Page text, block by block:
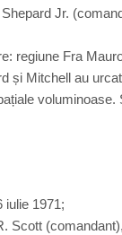
Jr.
regiune Fra
și Mitchell au
voluminoase.
iulie 1971;
Scott